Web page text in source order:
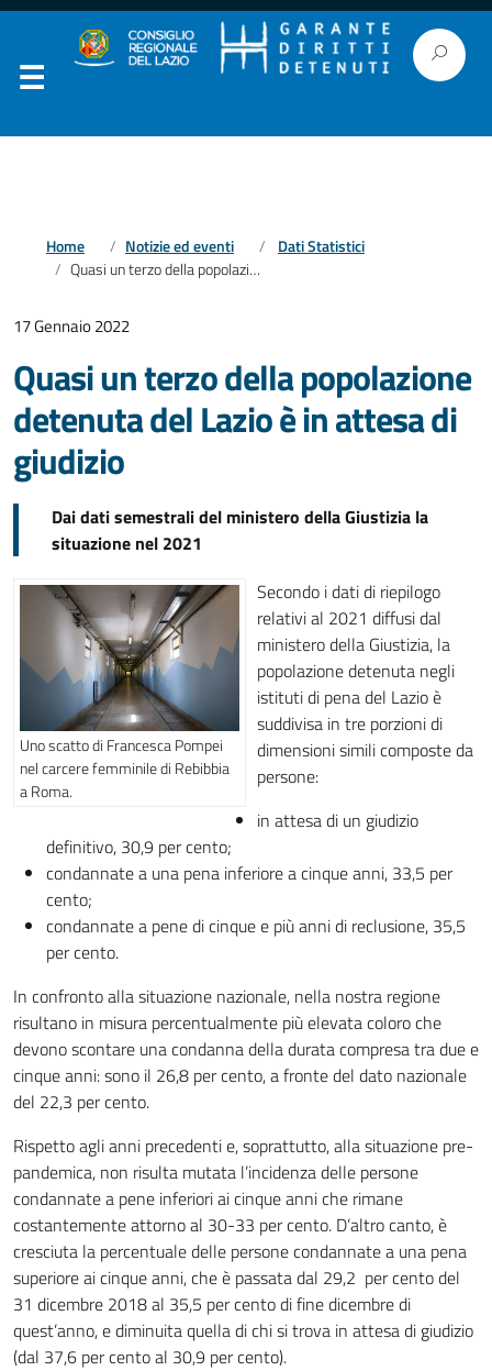
Home Notizie ed eventi
Dati Statistici
Quasi un terzo della popolazione detenuta del Lazio è in attesa di giudizio
17 Gennaio 2022
Quasi un terzo della popolazione
detenuta del Lazio è in attesa di
giudizio
Dai dati semestrali del ministero della Giustizia la
situazione nel 2021
Uno scatto di Francesca Pompei
nel carcere femminile di Rebibbia
a Roma.
Secondo i dati di riepilogo
relativi al 2021 diffusi dal
ministero della Giustizia, la
popolazione detenuta negli
istituti di pena del Lazio è
suddivisa in tre porzioni di
dimensioni simili composte da
persone:
in attesa di un giudizio
definitivo, 30,9 per cento;
condannate a una pena inferiore a cinque anni, 33,5 per
cento;
condannate a pene di cinque e più anni di reclusione, 35,5
per cento.
In confronto alla situazione nazionale, nella nostra regione
risultano in misura percentualmente più elevata coloro che
devono scontare una condanna della durata compresa tra due e
cinque anni: sono il 26,8 per cento, a fronte del dato nazionale
del 22,3 per cento.
Rispetto agli anni precedenti e, soprattutto, alla situazione pre-
pandemica, non risulta mutata l’incidenza delle persone
condannate a pene inferiori ai cinque anni che rimane
costantemente attorno al 30-33 per cento. D’altro canto, è
cresciuta la percentuale delle persone condannate a una pena
superiore ai cinque anni, che è passata dal 29,2 per cento del
31 dicembre 2018 al 35,5 per cento di fine dicembre di
quest’anno, e diminuita quella di chi si trova in attesa di giudizio
(dal 37,6 per cento al 30,9 per cento).